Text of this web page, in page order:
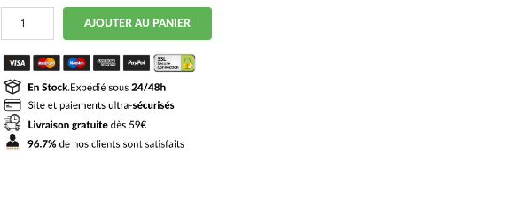
quantité
MAILLOT
ENFANT
ARGENTINE
3
ETOILES
MESSI
DOMICILE
AJOUTER AU PANIER